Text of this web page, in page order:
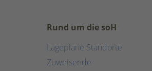
Rund um die soH
Lagepläne Standorte
Zuweisende